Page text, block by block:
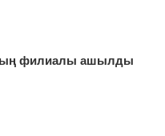
филиалы ашылды